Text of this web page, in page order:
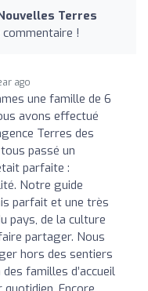
Terres
!
ago
une famille de 6
avons effectué
Terres des
passé un
parfaite :
Notre guide
parfait et une très
pays, de la culture
partager. Nous
hors des sentiers
familles d’accueil